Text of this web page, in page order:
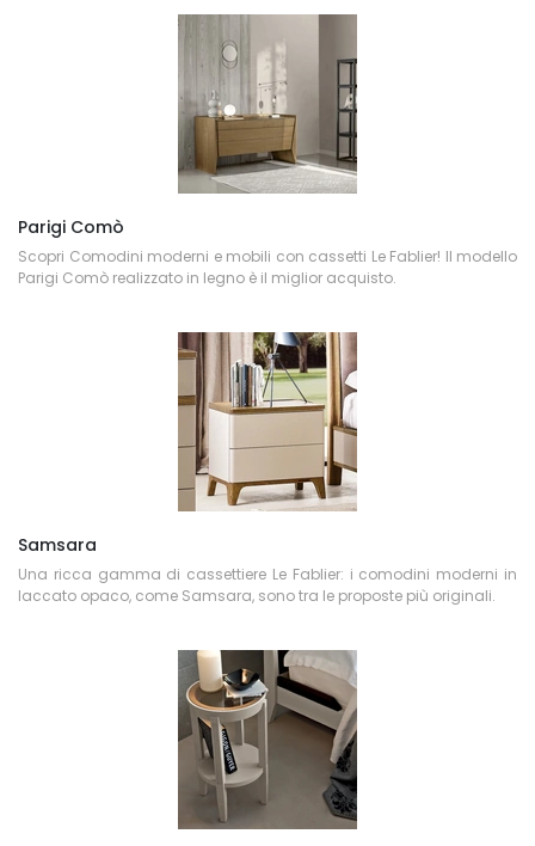
Parigi Comò
Scopri Comodini moderni e mobili con cassetti Le Fablier! Il modello
Parigi Comò realizzato in legno è il miglior acquisto.
Samsara
Una ricca gamma di cassettiere Le Fablier: i comodini moderni in
laccato opaco, come Samsara, sono tra le proposte più originali.